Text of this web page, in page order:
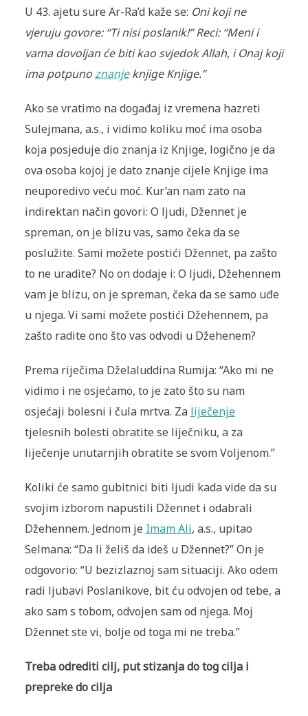
U 43. ajetu sure Ar-Ra’d kaže se: Oni koji ne
vjeruju govore: “Ti nisi poslanik!” Reci: “Meni i
vama dovoljan će biti kao svjedok Allah, i Onaj koji
ima potpunoznanjeknjige Knjige.”
Ako se vratimo na događaj iz vremena hazreti
Sulejmana, a.s., i vidimo koliku moć ima osoba
koja posjeduje dio znanja iz Knjige, logično je da
ova osoba kojoj je dato znanje cijele Knjige ima
neuporedivo veću moć. Kur’an nam zato na
indirektan način govori: O ljudi, Džennet je
spreman, on je blizu vas, samo čeka da se
poslužite. Sami možete postići Džennet, pa zašto
to ne uradite? No on dodaje i: O ljudi, Džehennem
vam je blizu, on je spreman, čeka da se samo uđe
u njega. Vi sami možete postići Džehennem, pa
zašto radite ono što vas odvodi u Džehenem?
Prema riječima Dželaluddina Rumija: “Ako mi ne
vidimo i ne osjećamo, to je zato što su nam
osjećaji bolesni i čula mrtva. Za liječenje
tjelesnih bolesti obratite se liječniku, a za
liječenje unutarnjih obratite se svom Voljenom.”
Koliki će samo gubitnici biti ljudi kada vide da su
svojim izborom napustili Džennet i odabrali
Džehennem. Jednom je Imam Ali, a.s., upitao
Selmana: “Da li želiš da ideš u Džennet?” On je
odgovorio: “U bezizlaznoj sam situaciji. Ako odem
radi ljubavi Poslanikove, bit ću odvojen od tebe, a
ako sam s tobom, odvojen sam od njega. Moj
Džennet ste vi, bolje od toga mi ne treba.”
Treba odrediti cilj, put stizanja do tog cilja i
prepreke do cilja